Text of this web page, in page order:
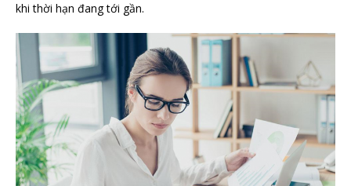
khi thời hạn đang tới gần.